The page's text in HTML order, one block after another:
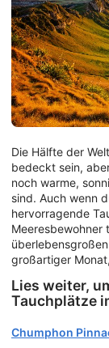
Die Hälfte der
bedeckt sein,
noch warme,
sind. Auch wenn
hervorragende
Meeresbewohner
großartiger
Lies weiter,
Tauchplätze
Chumphon